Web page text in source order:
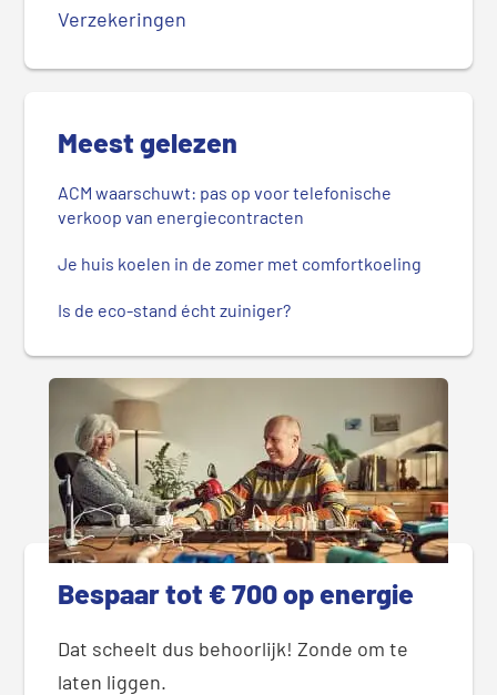
Verzekeringen
Meest gelezen
ACM waarschuwt: pas op voor telefonische
verkoop van energiecontracten
Je huis koelen in de zomer met comfortkoeling
Is de eco-stand écht zuiniger?
Bespaar tot € 700 op energie
Dat scheelt dus behoorlijk! Zonde om te
laten liggen.